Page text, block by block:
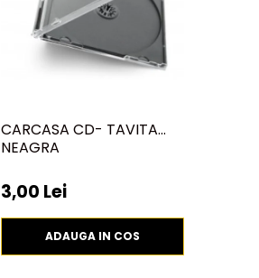
CARCASA CD- TAVITA
NEAGRA
3,00 Lei
ADAUGA IN COS